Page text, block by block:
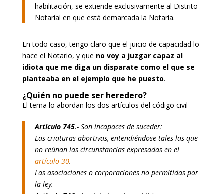
habilitación, se extiende exclusivamente al Distrito
Notarial en que está demarcada la Notaria.
En todo caso, tengo claro que el juicio de capacidad lo
hace el Notario, y que no voy a juzgar capaz al
idiota que me diga un disparate como el que se
planteaba en el ejemplo que he puesto.
¿Quién no puede ser heredero?
El tema lo abordan los dos artículos del código civil
Artículo 745.- Son incapaces de suceder:
Las criaturas abortivas, entendiéndose tales las que
no reúnan las circunstancias expresadas en el
artículo 30.
Las asociaciones o corporaciones no permitidas por
la ley.